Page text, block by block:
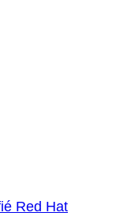
Red Hat